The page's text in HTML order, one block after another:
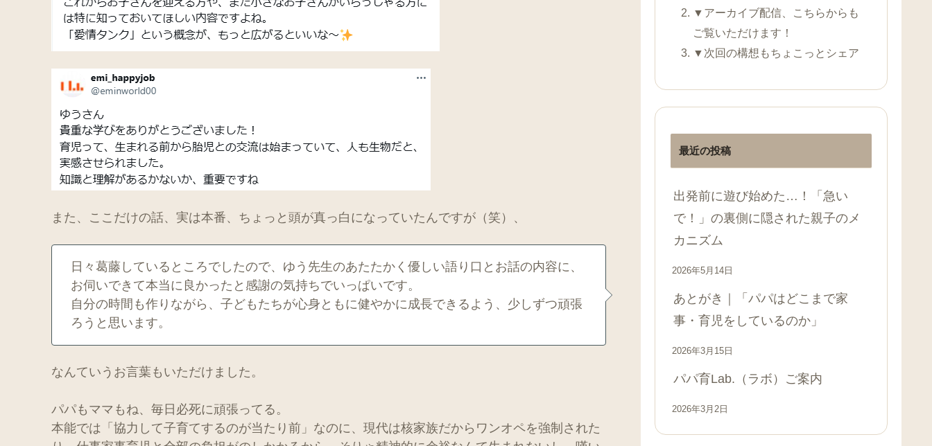
また、ここだけの話、実は本番、ちょっと頭が真っ白になっていたんですが（笑）、
日々葛藤しているところでしたので、ゆう先生のあたたかく優しい語り口とお話の内容に、
お伺いできて本当に良かったと感謝の気持ちでいっぱいです。
自分の時間も作りながら、子どもたちが心身ともに健やかに成長できるよう、少しずつ頑張
ろうと思います。
なんていうお言葉もいただけました。
パパもママもね、毎日必死に頑張ってる。
本能では「協力して子育てするのが当たり前」なのに、現代は核家族だからワンオペを強制された
▼アーカイブ配信、こちらからも
ご覧いただけます！
▼次回の構想もちょこっとシェア
最近の投稿
出発前に遊び始めた…！「急い
で！」の裏側に隠された親子のメ
カニズム
2026年5月14日
あとがき｜「パパはどこまで家
事・育児をしているのか」
2026年3月15日
パパ育Lab.（ラボ）ご案内
2026年3月2日